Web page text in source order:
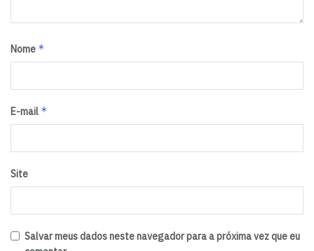
Nome *
E-mail *
Site
Salvar meus dados neste navegador para a próxima vez que eu